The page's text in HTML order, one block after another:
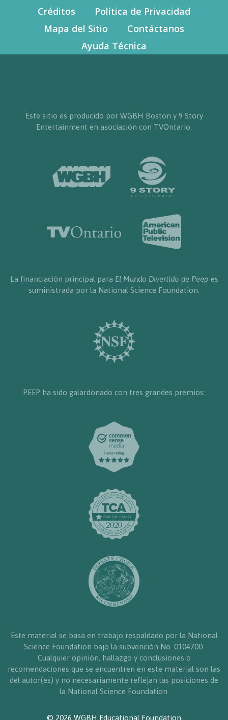
Créditos
Política de Privacidad
Mapa del Sitio
Contáctanos
Ayuda Técnica
Este sitio es producido por WGBH Boston y 9 Story
Entertainment en asociación con TVOntario.
La financiación principal para El Mundo Divertido de Peep es
suministrada por la National Science Foundation.
PEEP ha sido galardonado con tres grandes premios:
Este material se basa en trabajo respaldado por la National
Science Foundation bajo la subvención No. 0104700.
Cualquier opinión, hallazgo y conclusiones o
recomendaciones que se encuentren en este material son las
del autor(es) y no necesariamente reflejan las posiciones de
la National Science Foundation.
© 2026 WGBH Educational Foundation